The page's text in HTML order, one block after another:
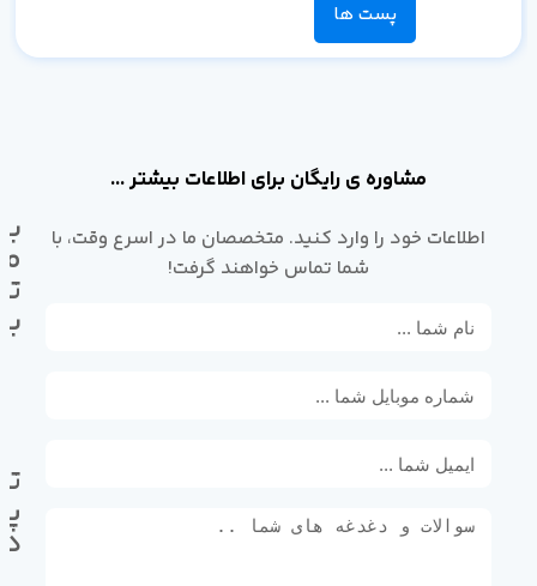
پست ها
مشاوره ی رایگان برای اطلاعات بیشتر ...
اطلاعات خود را وارد کنید. متخصصان ما در اسرع وقت، با
شما تماس خواهند گرفت!
با